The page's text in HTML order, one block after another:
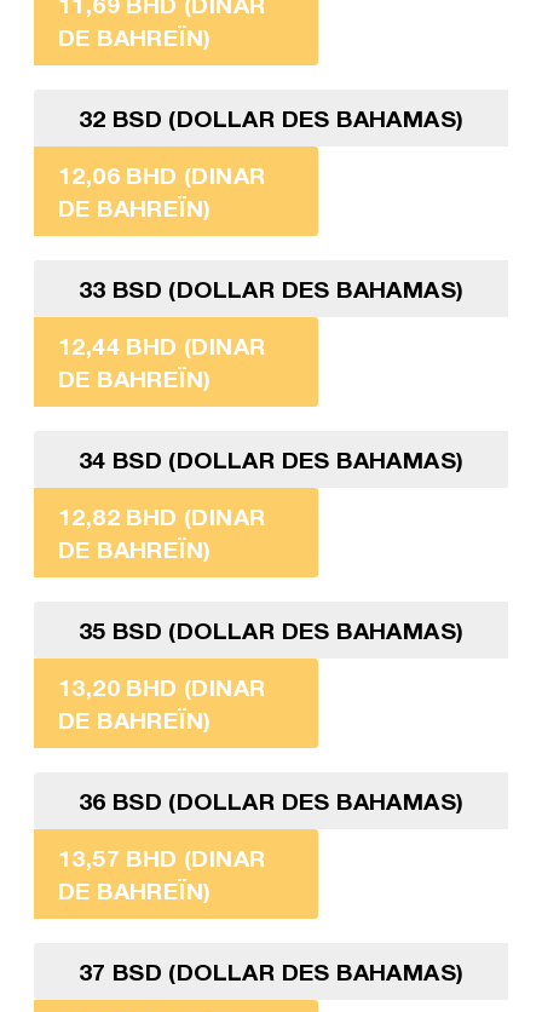
DE BAHREÏN)
32 BSD (DOLLAR DES BAHAMAS)
12,06 BHD (DINAR
DE BAHREÏN)
33 BSD (DOLLAR DES BAHAMAS)
12,44 BHD (DINAR
DE BAHREÏN)
34 BSD (DOLLAR DES BAHAMAS)
12,82 BHD (DINAR
DE BAHREÏN)
35 BSD (DOLLAR DES BAHAMAS)
13,20 BHD (DINAR
DE BAHREÏN)
36 BSD (DOLLAR DES BAHAMAS)
13,57 BHD (DINAR
DE BAHREÏN)
37 BSD (DOLLAR DES BAHAMAS)